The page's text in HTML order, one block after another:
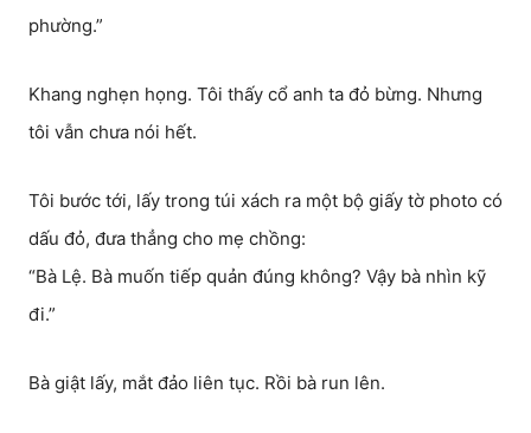
phường.”
Khang nghẹn họng. Tôi thấy cổ anh ta đỏ bừng. Nhưng
tôi vẫn chưa nói hết.
Tôi bước tới, lấy trong túi xách ra một bộ giấy tờ photo có
dấu đỏ, đưa thẳng cho mẹ chồng:
“Bà Lệ. Bà muốn tiếp quản đúng không? Vậy bà nhìn kỹ
đi.”
Bà giật lấy, mắt đảo liên tục. Rồi bà run lên.